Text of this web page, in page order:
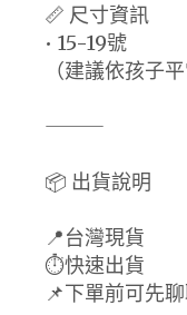
📏 尺寸資訊
• 15-19號
（建議依孩子
⸻
📦 出貨說明
📍台灣現貨
⏱️快速出貨
📌下單前可先